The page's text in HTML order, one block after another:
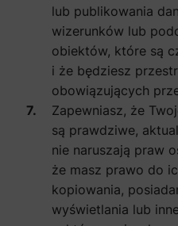
lub publikowania
wizerunków lub
obiektów, które są
i że będziesz
obowiązujących
Zapewniasz, że
są prawdziwe,
nie naruszają praw
że masz prawo do
kopiowania,
wyświetlania lub